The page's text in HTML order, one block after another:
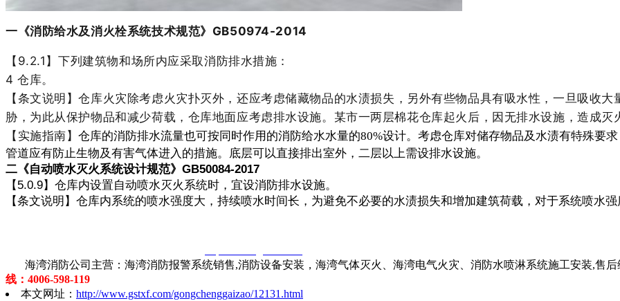
一《消防给水及消火栓系统技术规范》 GB50974-2014
【9.2.1】下列建筑物和场所内应采取消防排水措施：
4 仓库。
【条文说明】仓库火灾除考虑火灾扑灭外，还应考虑储藏物品的水渍损失 ，另外有些物品具有吸水性，一旦吸收
胁，为此从保护物品和减少荷载，仓库地面应考虑排水设施。某市一两层棉花仓库起火后，因无排水设施，造成灭
【实施指南】仓库的消防排水流量也可按同时作用的消防给水水量的80%设计。考虑仓库对储存物品及水渍有特殊要
管道应有防止生物及有害气体进入的措施。底层可以直接排出室外，二层以上需设排水设施。
二《自动喷水灭火系统设计规范》 GB50084-2017
【5.0.9】仓库内设置自动喷水灭火系统时，宜设消防排水设施。
【条文说明】 仓库内系统的喷水强度大，持续喷水时间长，为避免不必要的水渍损失和增加建筑荷载，对于系统喷水
海湾消防公司主营：海湾消防报警系统销售,消防设备安装，海湾气体灭火、海湾电气火灾、消防水喷淋系统施工安装,售后
线：4006-598-119
本文网址： http://www.gstxf.com/gongchenggaizao/12131.html